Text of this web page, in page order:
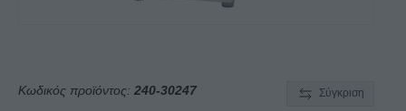
Κωδικός προϊόντος: 240-30247 Σύγκριση